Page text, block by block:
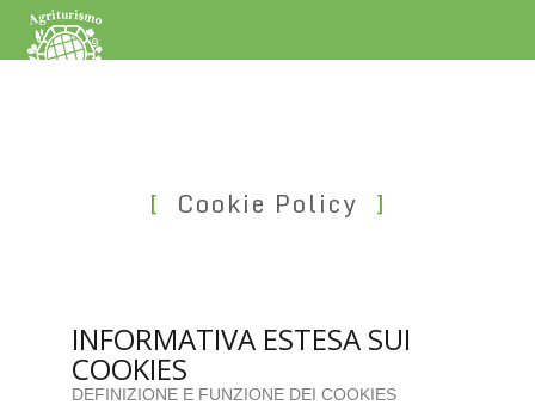
Cookie Policy
INFORMATIVA ESTESA SUI
COOKIES
DEFINIZIONE E FUNZIONE DEI COOKIES